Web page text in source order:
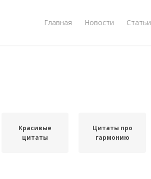
Главная Новости Статьи
Красивые
цитаты
Цитаты про
гармонию